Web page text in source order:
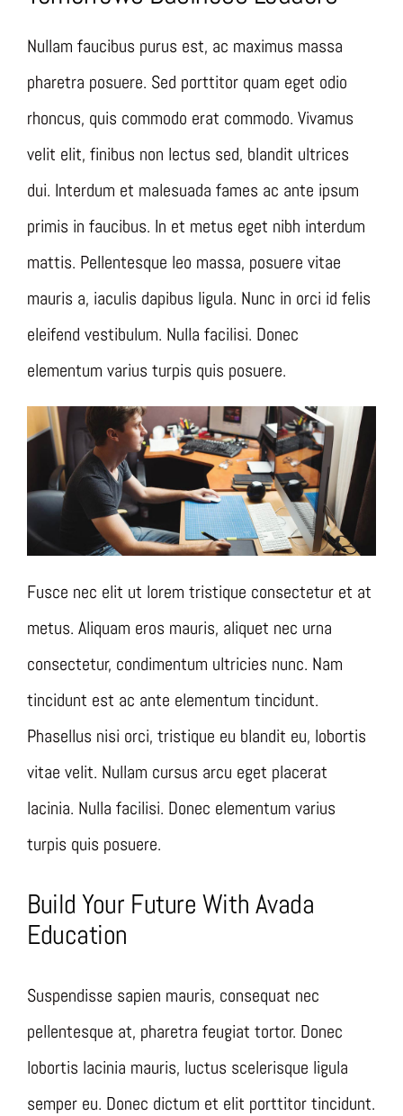
MASOP
MASL
Nullam faucibus purus est, ac maximus massa
pharetra posuere. Sed porttitor quam eget odio
rhoncus, quis commodo erat commodo. Vivamus
velit elit, finibus non lectus sed, blandit ultrices
dui. Interdum et malesuada fames ac ante ipsum
primis in faucibus. In et metus eget nibh interdum
mattis. Pellentesque leo massa, posuere vitae
mauris a, iaculis dapibus ligula. Nunc in orci id felis
eleifend vestibulum. Nulla facilisi. Donec
elementum varius turpis quis posuere.
Fusce nec elit ut lorem tristique consectetur et at
metus. Aliquam eros mauris, aliquet nec urna
consectetur, condimentum ultricies nunc. Nam
tincidunt est ac ante elementum tincidunt.
Phasellus nisi orci, tristique eu blandit eu, lobortis
vitae velit. Nullam cursus arcu eget placerat
lacinia. Nulla facilisi. Donec elementum varius
turpis quis posuere.
Build Your Future With Avada
Education
Suspendisse sapien mauris, consequat nec
pellentesque at, pharetra feugiat tortor. Donec
lobortis lacinia mauris, luctus scelerisque ligula
semper eu. Donec dictum et elit porttitor tincidunt.